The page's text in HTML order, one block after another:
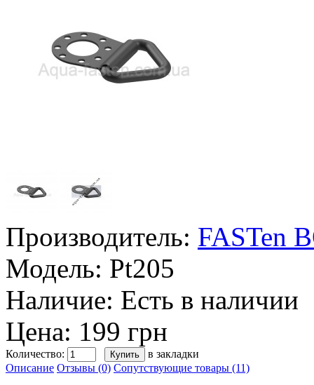
Производитель: FASTen
Модель: Pt205
Наличие: Есть в наличии
Цена: 199 грн
Количество:
в закладки
Описание Отзывы (0) Сопутствующие товары (11)